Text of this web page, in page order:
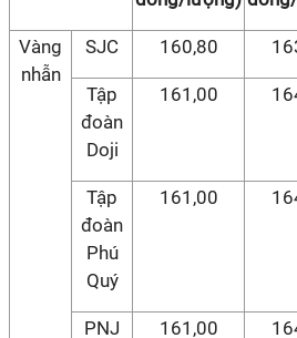
Vàng
nhẫn
SJC 160,80
Tập
đoàn
Doji
161,00
Tập
đoàn
Phú
Quý
161,00
PNJ 161,00